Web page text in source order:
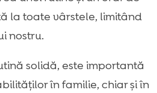
la toate vârstele, limitând
nostru.
solidă, este importantă
în familie, chiar și în